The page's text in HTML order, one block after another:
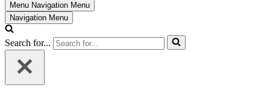
Menu Navigation Menu
Navigation Menu
Search for...